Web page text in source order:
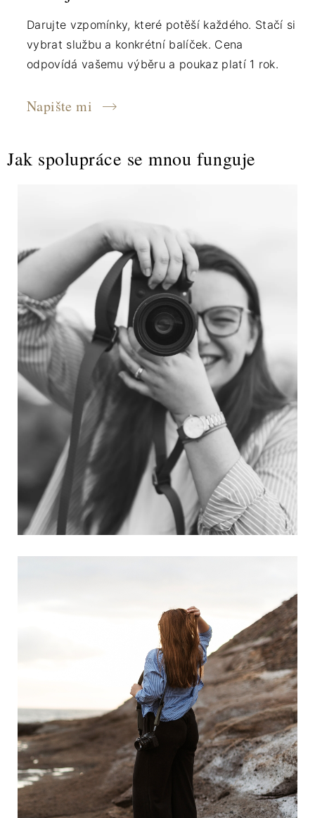
Darujte vzpomínky, které potěší každého. Stačí si
vybrat službu a konkrétní balíček. Cena
odpovídá vašemu výběru a poukaz platí 1 rok.
Napište mi
Jak spolupráce se mnou funguje